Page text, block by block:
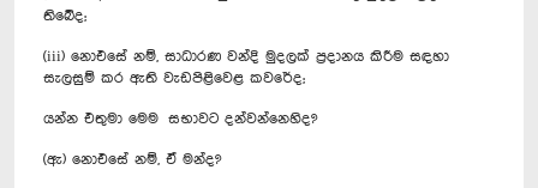
තිබේද;
(iii) නොඑසේ නම්, සාධාරණ වන්දි මුදලක් ප්‍රදානය කිරීම සඳහා
සැලසුම් කර ඇති වැඩපිළිවෙළ කවරේද;
යන්න එතුමා මෙම සභාවට දන්වන්නෙහිද?
(ඇ) නොඑසේ නම්, ඒ මන්ද?